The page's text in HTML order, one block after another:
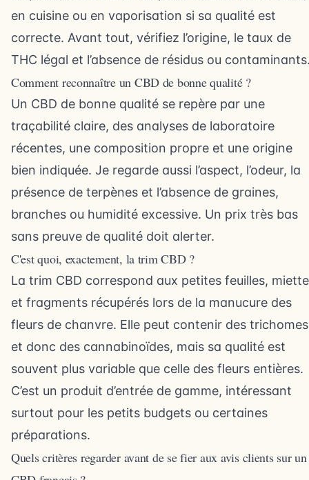
en cuisine ou en vaporisation si sa qualité est
correcte. Avant tout, vérifiez l’origine, le taux de
THC légal et l’absence de résidus ou
Comment reconnaître un CBD de bonne qualité ?
Un CBD de bonne qualité se repère par une
traçabilité claire, des analyses de laboratoire
récentes, une composition propre et une origine
bien indiquée. Je regarde aussi l’aspect, l’odeur, la
présence de terpènes et l’absence de graines,
branches ou humidité excessive. Un prix très bas
sans preuve de qualité doit alerter.
C'est quoi, exactement, la trim CBD ?
La trim CBD correspond aux petites feuilles,
et fragments récupérés lors de la manucure des
fleurs de chanvre. Elle peut contenir des trichomes
et donc des cannabinoïdes, mais sa qualité est
souvent plus variable que celle des fleurs entières.
C’est un produit d’entrée de gamme, intéressant
surtout pour les petits budgets ou certaines
préparations.
Quels critères regarder avant de se fier aux avis clients sur un